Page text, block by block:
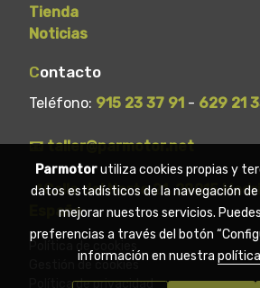
Tienda
Noticias
Contacto
Teléfono: 915 23 37 91 - 629 21
📧 taller@parmotor.net
📍Calle del Norte 21, 28015
España
Política de cookies
Gestión de cookies
Política de privacidad
Parmotorutiliza cookies propias y
datos estadísticos de la navegación
mejorar nuestros servicios.
preferencias a través del botón
información en nuestra